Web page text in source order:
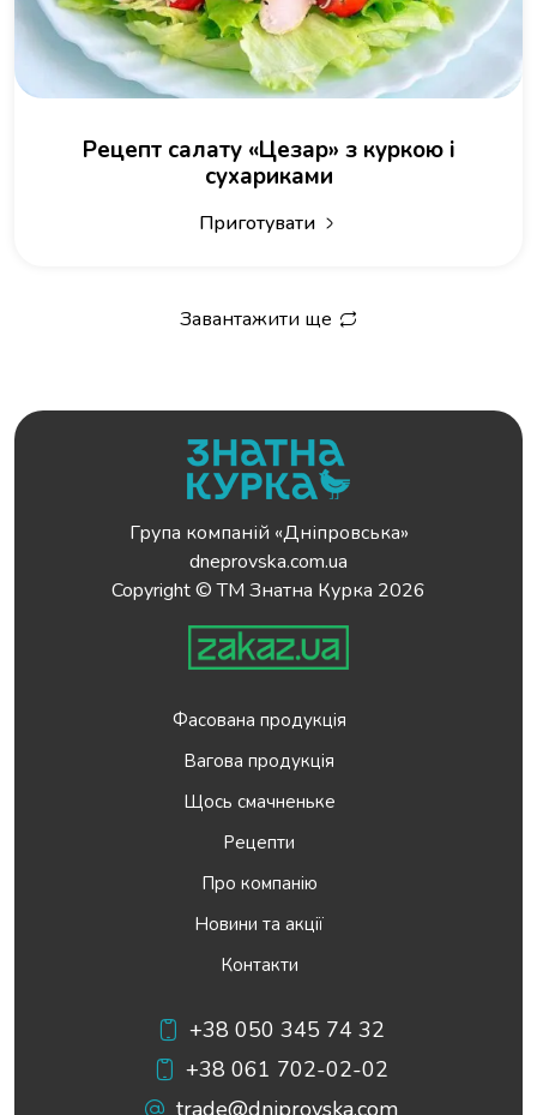
Рецепт салату «Цезар» з куркою і
сухариками
Приготувати
Завантажити ще
Група компаній «Дніпровська»
dneprovska.com.ua
Copyright © ТМ Знатна Курка 2026
Фасована продукція
Вагова продукція
Щось смачненьке
Рецепти
Про компанію
Новини та акції
Контакти
+38 050 345 74 32
+38 061 702-02-02
trade@dniprovska.com